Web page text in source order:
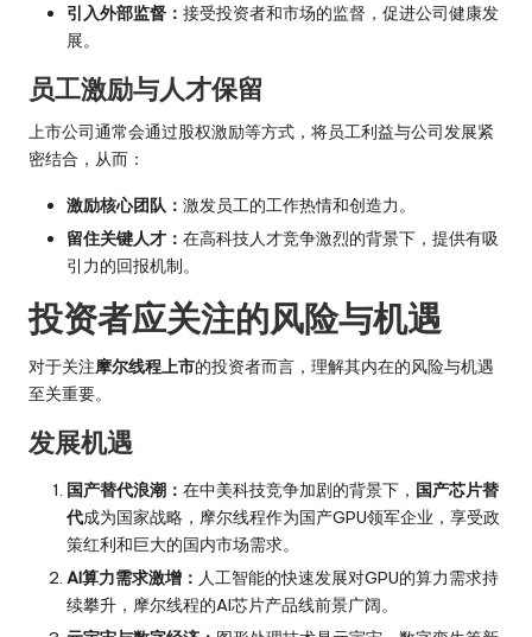
引入外部监督： 接受投资者和市场的监督，促进公司健康发
展。
员工激励与人才保留
上市公司通常会通过股权激励等方式，将员工利益与公司发展紧
密结合，从而：
激励核心团队： 激发员工的工作热情和创造力。
留住关键人才： 在高科技人才竞争激烈的背景下，提供有吸
引力的回报机制。
投资者应关注的风险与机遇
对于关注摩尔线程上市的投资者而言，理解其内在的风险与机遇
至关重要。
发展机遇
国产替代浪潮： 在中美科技竞争加剧的背景下， 国产芯片替
代成为国家战略，摩尔线程作为国产GPU领军企业，享受政
策红利和巨大的国内市场需求。
AI算力需求激增： 人工智能的快速发展对GPU的算力需求持
续攀升，摩尔线程的AI芯片产品线前景广阔。